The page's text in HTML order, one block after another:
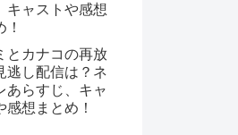
キャストや感想
！
とカナコの再放
逃し配信は？ネ
あらすじ、キャ
感想まとめ！